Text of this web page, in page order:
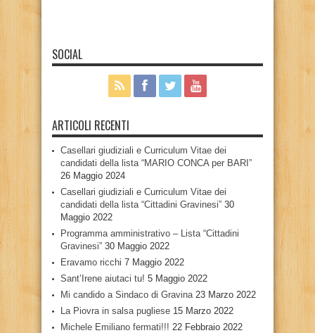
SOCIAL
ARTICOLI RECENTI
Casellari giudiziali e Curriculum Vitae dei
candidati della lista “MARIO CONCA per BARI”
26 Maggio 2024
Casellari giudiziali e Curriculum Vitae dei
candidati della lista “Cittadini Gravinesi” 30
Maggio 2022
Programma amministrativo – Lista “Cittadini
Gravinesi” 30 Maggio 2022
Eravamo ricchi 7 Maggio 2022
Sant’Irene aiutaci tu! 5 Maggio 2022
Mi candido a Sindaco di Gravina 23 Marzo 2022
La Piovra in salsa pugliese 15 Marzo 2022
Michele Emiliano fermati!!! 22 Febbraio 2022